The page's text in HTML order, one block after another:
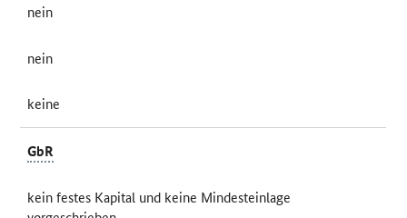
nein
nein
keine
GbR
kein festes Kapital und keine Mindesteinlage